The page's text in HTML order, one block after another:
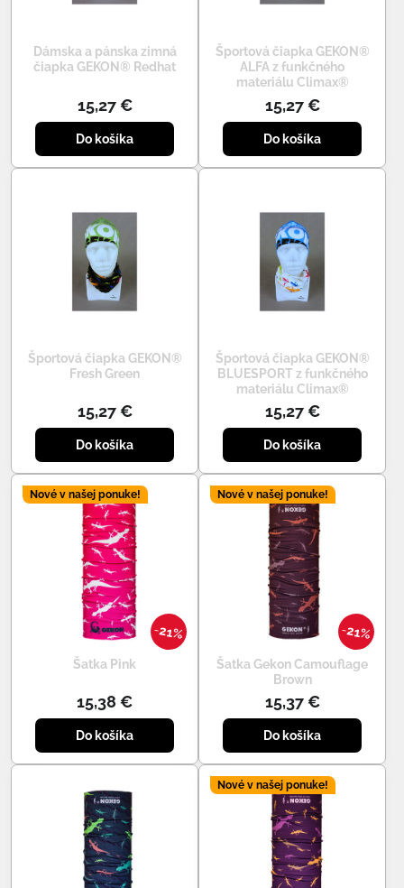
Dámska a pánska zimná
čiapka GEKON® Redhat
15,27 €
Do košíka
Športová čiapka GEKON®
ALFA z funkčného
materiálu Climax®
15,27 €
Do košíka
Športová čiapka GEKON®
Fresh Green
15,27 €
Do košíka
Športová čiapka GEKON®
BLUESPORT z funkčného
materiálu Climax®
15,27 €
Do košíka
21%
Nové v našej ponuke!
Šatka Pink
15,38 €
Do košíka
21%
Nové v našej ponuke!
Šatka Gekon Camouflage
Brown
15,37 €
Do košíka
Nové v našej ponuke!